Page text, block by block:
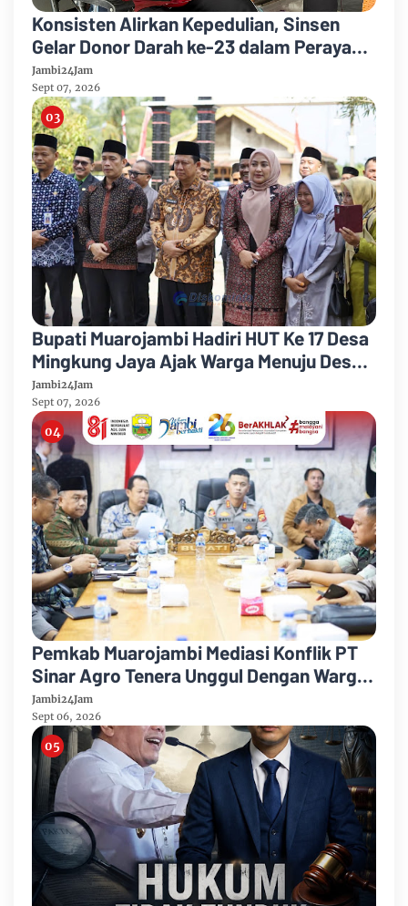
Konsisten Alirkan Kepedulian, Sinsen
Gelar Donor Darah ke-23 dalam Perayaan
Anniversary Sinsen
Jambi24Jam
Sept 07, 2026
Bupati Muarojambi Hadiri HUT Ke 17 Desa
Mingkung Jaya Ajak Warga Menuju Desa
Mandiri 2026
Jambi24Jam
Sept 07, 2026
Pemkab Muarojambi Mediasi Konflik PT
Sinar Agro Tenera Unggul Dengan Warga
Sipin Teluk Duren
Jambi24Jam
Sept 06, 2026